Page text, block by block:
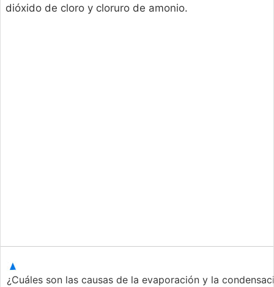
dióxido de cloro y cloruro de amonio.
¿Cuáles son las causas de la evaporación y la